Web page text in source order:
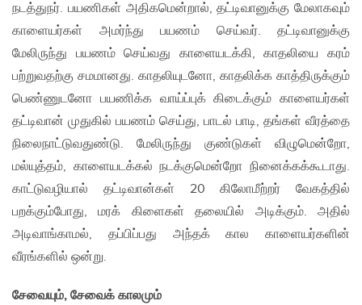
நடத்துநர். பயணிகள் அதிகமென்றால், தட்டிவானுக்கு மேலாகவும்
காளையர்கள் அமர்ந்து பயணம் செய்வர். தட்டிவானுக்கு
மேலிருந்து பயணம் செய்வது காளையடக்கி, காதலியை கரம்
பற்றுவதற்கு சமமானது. காதலியுடனோ, காதலிக்க காத்திருக்கும்
பெண்ணுடனோ பயணிக்க வாய்ப்புக் கிடைக்கும் காளையர்கள்
தட்டிவான் முதுகில் பயணம் செய்து, பாடல் பாடி, தங்கள் வீரத்தை
நிலைநாட்டுவதுண்டு. மேலிருந்து குண்டுகள் விழுமென்றோ,
மல்யுத்தம், காளையடக்கல் நடக்குமென்றோ நினைக்கக்கூடாது.
காட்டுவழியால் தட்டிவான்கள் 20 கிலோமீற்றர் வேகத்தில்
பறக்கும்போது, மரக் கிளைகள் தலையில் அடிக்கும். அதில்
அடிவாங்காமல், தப்பிப்பது அந்தக் கால காளையர்களின்
வீரங்களில் ஒன்று.
சேவையும், சேவைக் காலமும்